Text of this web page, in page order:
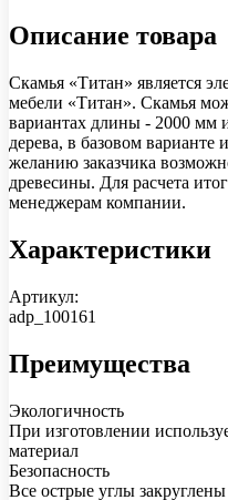
Описание товара
Скамья «Титан» является
мебели «Титан». Скамья
вариантах длины - 2000 мм
дерева, в базовом варианте
желанию заказчика
древесины. Для расчета
менеджерам компании.
Характеристики
Артикул:
adp_100161
Преимущества
Экологичность
При изготовлении
материал
Безопасность
Все острые углы